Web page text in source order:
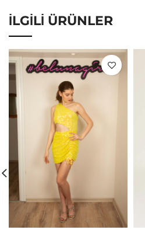
İLGILI ÜRÜNLER